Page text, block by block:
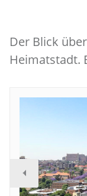
Der Blick
Heimatstadt.